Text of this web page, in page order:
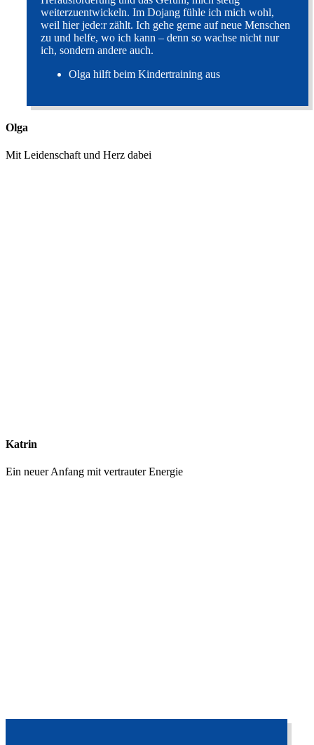
weiterzuentwickeln. Im Dojang fühle ich mich wohl,
weil hier jede:r zählt. Ich gehe gerne auf neue Menschen
zu und helfe, wo ich kann – denn so wachse nicht nur
ich, sondern andere auch.
Olga hilft beim Kindertraining aus
Olga
Mit Leidenschaft und Herz dabei
Katrin
Ein neuer Anfang mit vertrauter Energie